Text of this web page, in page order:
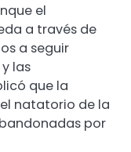
el
a través de
a seguir
las
que la
natatorio de la
por